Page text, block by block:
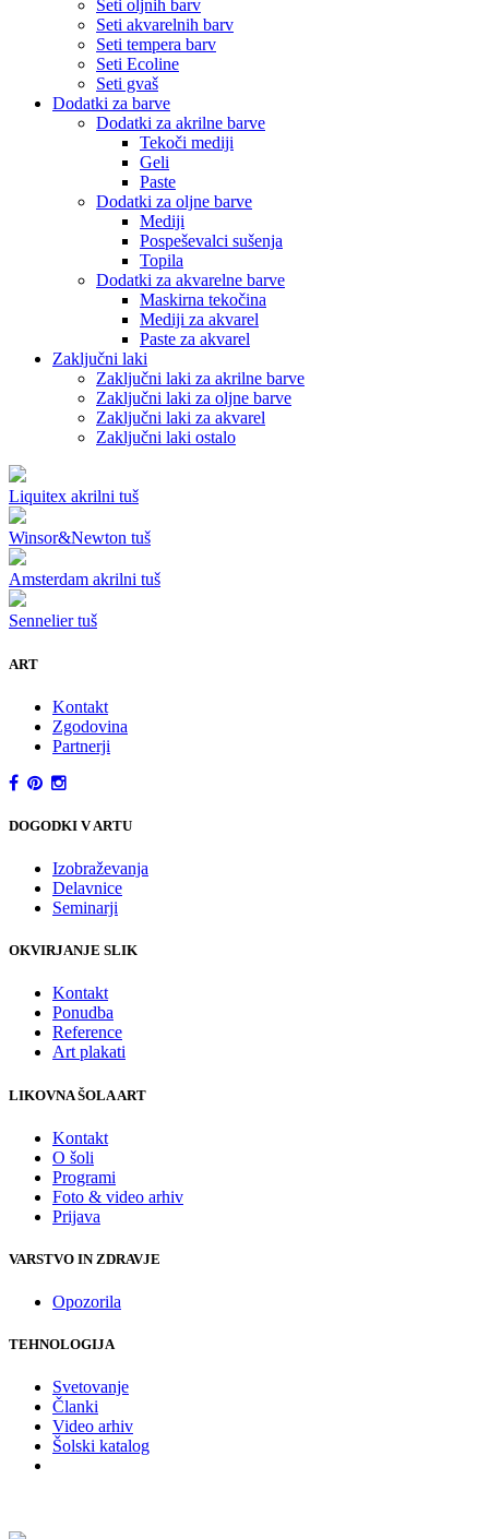
Seti oljnih barv
Seti akvarelnih barv
Seti tempera barv
Seti Ecoline
Seti gvaš
Dodatki za barve
Dodatki za akrilne barve
Tekoči mediji
Geli
Paste
Dodatki za oljne barve
Mediji
Pospeševalci sušenja
Topila
Dodatki za akvarelne barve
Maskirna tekočina
Mediji za akvarel
Paste za akvarel
Zaključni laki
Zaključni laki za akrilne barve
Zaključni laki za oljne barve
Zaključni laki za akvarel
Zaključni laki ostalo
Liquitex akrilni tuš
Winsor&Newton tuš
Amsterdam akrilni tuš
Sennelier tuš
ART
Kontakt
Zgodovina
Partnerji
DOGODKI V ARTU
Izobraževanja
Delavnice
Seminarji
OKVIRJANJE SLIK
Kontakt
Ponudba
Reference
Art plakati
LIKOVNA ŠOLA ART
Kontakt
O šoli
Programi
Foto & video arhiv
Prijava
VARSTVO IN ZDRAVJE
Opozorila
TEHNOLOGIJA
Svetovanje
Članki
Video arhiv
Šolski katalog